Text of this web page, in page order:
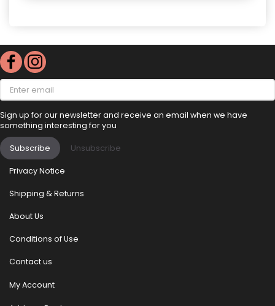
Enter
email
Sign up for our newsletter and receive an email when we have
something interesting for you
Subscribe Unsubscribe
Privacy Notice
Shipping & Returns
About Us
Conditions of Use
Contact us
My Account